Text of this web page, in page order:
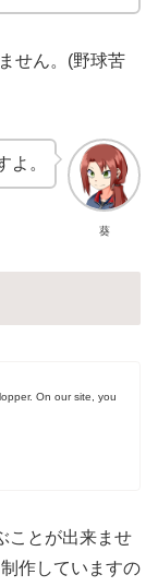
せん。(野球苦
葵
よ。
On our site, you
ことが出来ませ
作していますの